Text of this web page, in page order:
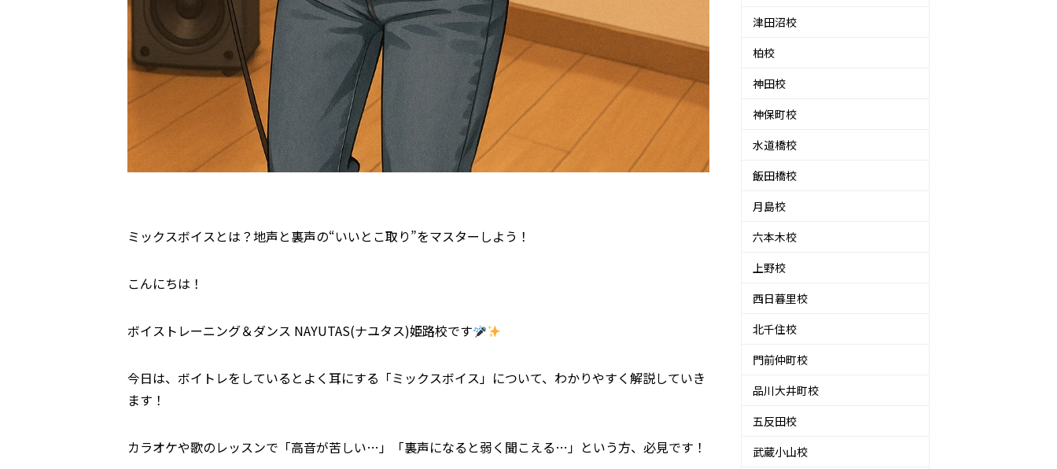
ミックスボイスとは？地声と裏声の“いいとこ取り”をマスターしよう！
こんにちは！
ボイストレーニング＆ダンス NAYUTAS(ナユタス)姫路校です
今日は、ボイトレをしているとよく耳にする「ミックスボイス」について、わかりやすく解説していき
ます！
カラオケや歌のレッスンで「高音が苦しい…」「裏声になると弱く聞こえる…」という方、必見です！
津田沼校
柏校
神田校
神保町校
水道橋校
飯田橋校
月島校
六本木校
上野校
西日暮里校
北千住校
門前仲町校
品川大井町校
五反田校
武蔵小山校